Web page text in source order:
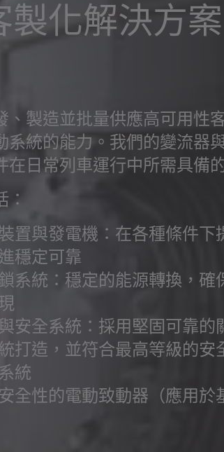
製化解決方
、製造並批量供應高可用性
系統的能力。我們的變流器
在日常列車運行中所需具備
：
置與發電機：在各種條件下
穩定可靠
系統：穩定的能源轉換，確
安全系統：採用堅固可靠的
打造，並符合最高等級的安
統
全性的電動致動器（應用於